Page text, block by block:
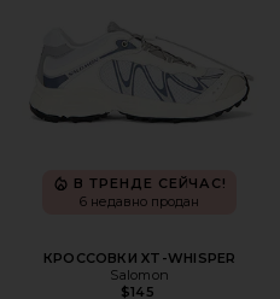
В ТРЕНДЕ СЕЙЧАС!
6 недавно продан
КРОССОВКИ XT-WHISPER
Salomon
$145